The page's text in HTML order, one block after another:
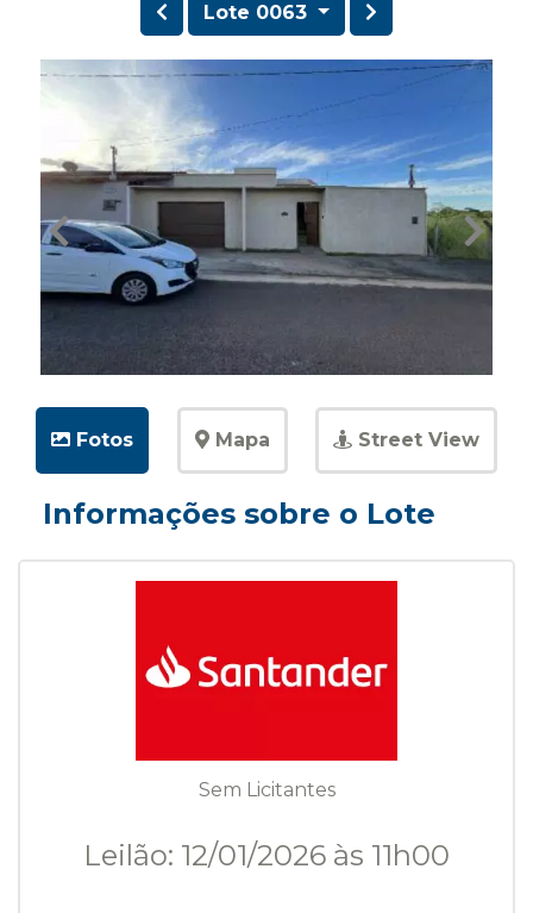
Lote 0063
Fotos Mapa Street View
Informações sobre o Lote
Sem Licitantes
Leilão: 12/01/2026 às 11h00